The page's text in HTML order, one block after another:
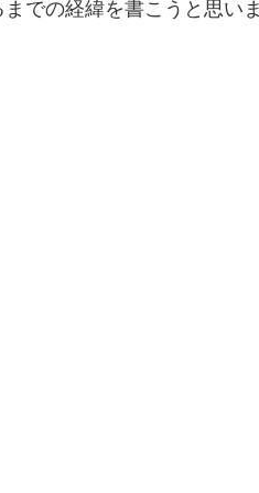
での経緯を書こうと思い